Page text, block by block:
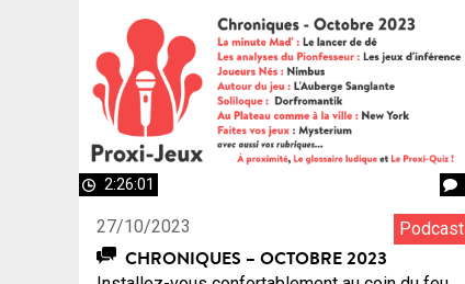
2:26:01
27/10/2023 Podcast
CHRONIQUES – OCTOBRE 2023